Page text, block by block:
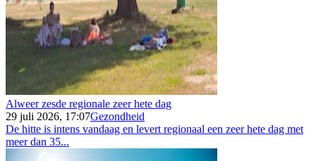
Alweer zesde regionale zeer hete dag
29 juli 2026, 17:07Gezondheid
De hitte is intens vandaag en levert regionaal een zeer hete dag met
meer dan 35...